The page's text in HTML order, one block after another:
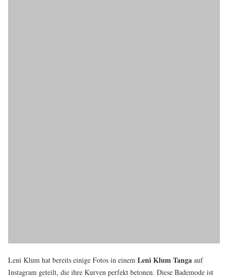
Leni Klum hat bereits einige Fotos in einem Leni Klum Tanga auf
Instagram geteilt, die ihre Kurven perfekt betonen. Diese Bademode ist